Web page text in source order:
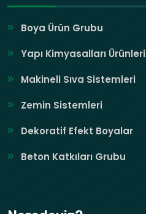
Boya Ürün Grubu
Yapı Kimyasalları Ürünleri
Makineli Sıva Sistemleri
Zemin Sistemleri
Dekoratif Efekt Boyalar
Beton Katkıları Grubu